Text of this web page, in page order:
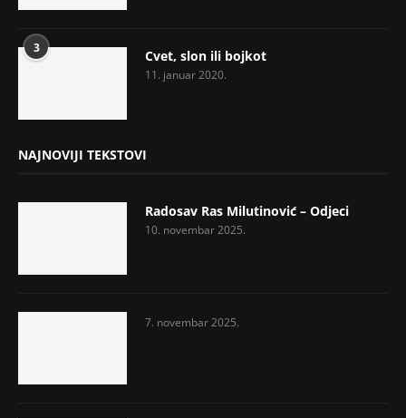
3 Cvet, slon ili bojkot
11. januar 2020.
NAJNOVIJI TEKSTOVI
Radosav Ras Milutinović – Odjeci
10. novembar 2025.
7. novembar 2025.